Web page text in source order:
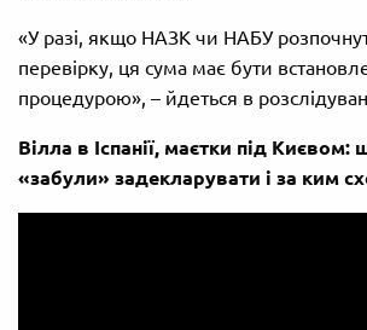
«У разі, якщо НАЗК чи НАБУ
перевірку, ця сума має бути
процедурою», – йдеться в
Вілла в Іспанії, маєтки під Києвом:
«забули» задекларувати і за ким